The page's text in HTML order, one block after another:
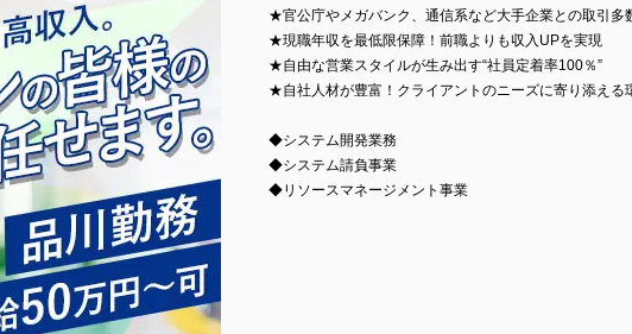
★官公庁やメガバンク、通信系など大手企業との取引多
★現職年収を最低限保障！前職よりも収入UPを実現
★自由な営業スタイルが生み出す“社員定着率100％”
★自社人材が豊富！クライアントのニーズに寄り添える
◆システム開発業務
◆システム請負事業
◆リソースマネージメント事業